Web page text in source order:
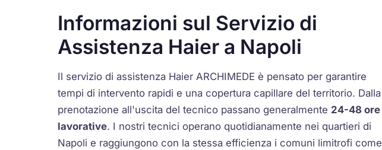
Informazioni sul Servizio di
Assistenza Haier a Napoli
Il servizio di assistenza Haier ARCHIMEDE è pensato per garantire
tempi di intervento rapidi e una copertura capillare del territorio. Dalla
prenotazione all'uscita del tecnico passano generalmente 24-48 ore
lavorative. I nostri tecnici operano quotidianamente nei quartieri di
Napoli e raggiungono con la stessa efficienza i comuni limitrofi come